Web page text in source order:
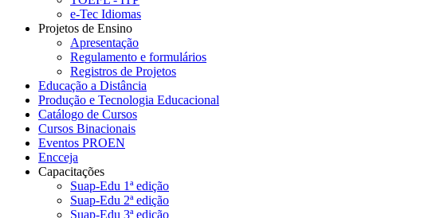
e-Tec Idiomas
Projetos de Ensino
Apresentação
Regulamento e formulários
Registros de Projetos
Educação a Distância
Produção e Tecnologia Educacional
Catálogo de Cursos
Cursos Binacionais
Eventos PROEN
Encceja
Capacitações
Suap-Edu 1ª edição
Suap-Edu 2ª edição
Suap-Edu 3ª edição